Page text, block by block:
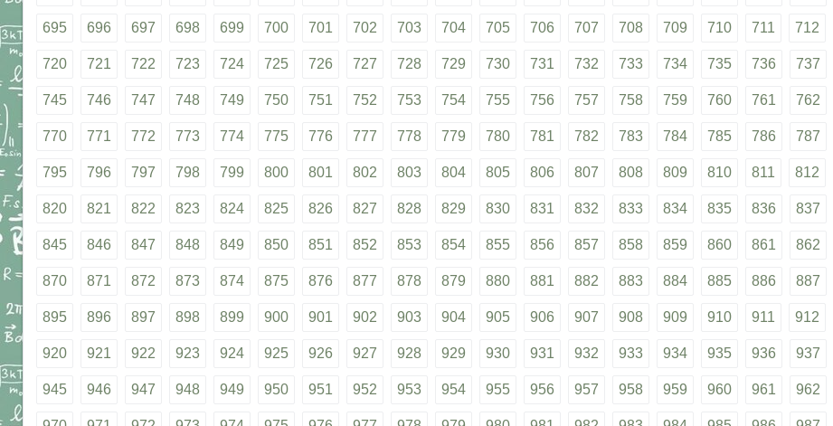
695 696 697 698 699 700 701 702 703 704 705 706 707 708 709 710 711 712
720 721 722 723 724 725 726 727 728 729 730 731 732 733 734 735 736 737
745 746 747 748 749 750 751 752 753 754 755 756 757 758 759 760 761 762
770 771 772 773 774 775 776 777 778 779 780 781 782 783 784 785 786 787
795 796 797 798 799 800 801 802 803 804 805 806 807 808 809 810 811 812
820 821 822 823 824 825 826 827 828 829 830 831 832 833 834 835 836 837
845 846 847 848 849 850 851 852 853 854 855 856 857 858 859 860 861 862
870 871 872 873 874 875 876 877 878 879 880 881 882 883 884 885 886 887
895 896 897 898 899 900 901 902 903 904 905 906 907 908 909 910 911 912
920 921 922 923 924 925 926 927 928 929 930 931 932 933 934 935 936 937
945 946 947 948 949 950 951 952 953 954 955 956 957 958 959 960 961 962